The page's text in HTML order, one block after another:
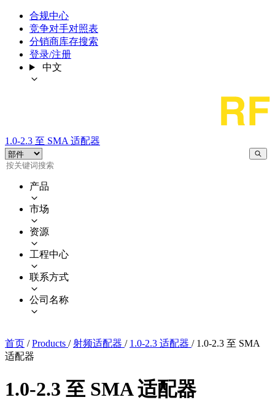
合规中心
竞争对手对照表
分销商库存搜索
登录/注册
中文
1.0-2.3 至 SMA 适配器
产品
市场
资源
工程中心
联系方式
公司名称
首页 / Products / 射频适配器 / 1.0-2.3 适配器 / 1.0-2.3 至 SMA
适配器
1.0-2.3 至 SMA 适配器